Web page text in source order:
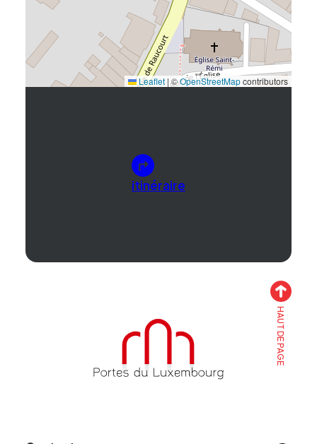
Leaflet |©OpenStreetMapcontributors
itinéraire
HAUT DE PAGE